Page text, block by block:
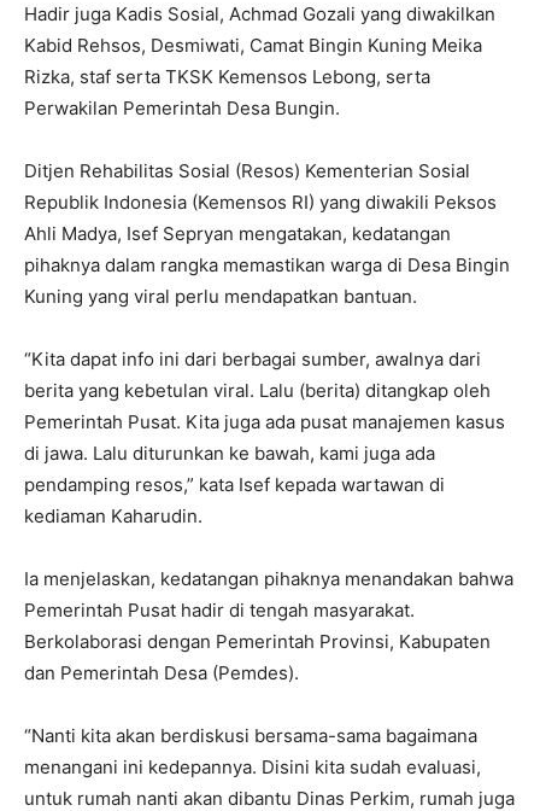
Hadir juga Kadis Sosial, Achmad Gozali yang diwakilkan
Kabid Rehsos, Desmiwati, Camat Bingin Kuning Meika
Rizka, staf serta TKSK Kemensos Lebong, serta
Perwakilan Pemerintah Desa Bungin.
Ditjen Rehabilitas Sosial (Resos) Kementerian Sosial
Republik Indonesia (Kemensos RI) yang diwakili Peksos
Ahli Madya, Isef Sepryan mengatakan, kedatangan
pihaknya dalam rangka memastikan warga di Desa Bingin
Kuning yang viral perlu mendapatkan bantuan.
“Kita dapat info ini dari berbagai sumber, awalnya dari
berita yang kebetulan viral. Lalu (berita) ditangkap oleh
Pemerintah Pusat. Kita juga ada pusat manajemen kasus
di jawa. Lalu diturunkan ke bawah, kami juga ada
pendamping resos,” kata Isef kepada wartawan di
kediaman Kaharudin.
Ia menjelaskan, kedatangan pihaknya menandakan bahwa
Pemerintah Pusat hadir di tengah masyarakat.
Berkolaborasi dengan Pemerintah Provinsi, Kabupaten
dan Pemerintah Desa (Pemdes).
“Nanti kita akan berdiskusi bersama-sama bagaimana
menangani ini kedepannya. Disini kita sudah evaluasi,
untuk rumah nanti akan dibantu Dinas Perkim, rumah juga